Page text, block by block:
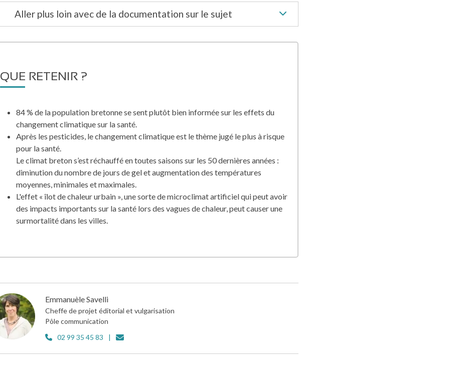
Aller plus loin avec de la documentation sur le sujet
QUE RETENIR ?
84 % de la population bretonne se sent plutôt bien informée sur les effets du
changement climatique sur la santé.
Après les pesticides, le changement climatique est le thème jugé le plus à risque
pour la santé.
Le climat breton s’est réchauffé en toutes saisons sur les 50 dernières années :
diminution du nombre de jours de gel et augmentation des températures
moyennes, minimales et maximales.
L'effet « îlot de chaleur urbain », une sorte de microclimat artificiel qui peut avoir
des impacts importants sur la santé lors des vagues de chaleur, peut causer une
surmortalité dans les villes.
Emmanuèle Savelli
Cheffe de projet éditorial et vulgarisation
Pôle communication
02 99 35 45 83